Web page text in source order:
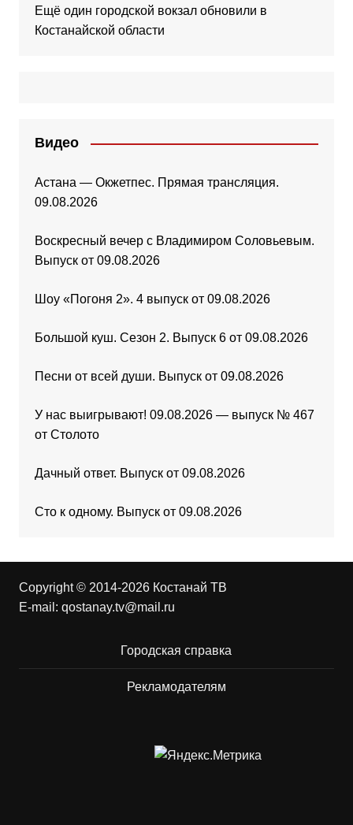
Ещё один городской вокзал обновили в
Костанайской области
Видео
Астана — Окжетпес. Прямая трансляция.
09.08.2026
Воскресный вечер с Владимиром Соловьевым.
Выпуск от 09.08.2026
Шоу «Погоня 2». 4 выпуск от 09.08.2026
Большой куш. Сезон 2. Выпуск 6 от 09.08.2026
Песни от всей души. Выпуск от 09.08.2026
У нас выигрывают! 09.08.2026 — выпуск № 467
от Столото
Дачный ответ. Выпуск от 09.08.2026
Сто к одному. Выпуск от 09.08.2026
Copyright © 2014-2026 Костанай ТВ
E-mail: qostanay.tv@mail.ru
Городская справка
Рекламодателям